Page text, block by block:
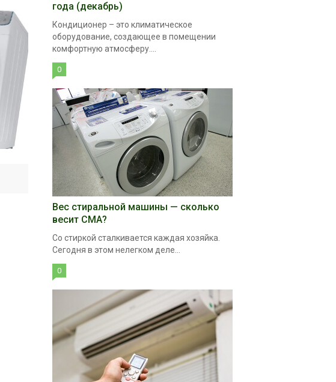
года (декабрь)
Кондиционер – это климатическое
оборудование, создающее в помещении
комфортную атмосферу....
0
Вес стиральной машины — сколько
весит СМА?
Со стиркой сталкивается каждая хозяйка.
Сегодня в этом нелегком деле...
0